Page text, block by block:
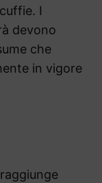
I
devono
che
in vigore
raggiunge